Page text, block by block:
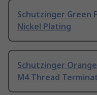
Schutzinger Green
Nickel Plating
Schutzinger
M4 Thread